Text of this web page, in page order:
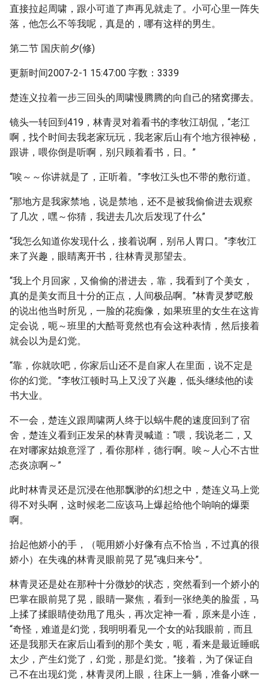
直接拉起周啸，跟小可道了声再见就走了。小可心里一阵失
落，他怎么不等我呢，真是的，哪有这样的男生。
第二节 国庆前夕(修)
更新时间2007-2-1 15:47:00 字数：3339
楚连义拉着一步三回头的周啸慢腾腾的向自己的猪窝挪去。
镜头一转回到419，林青灵对着看书的李牧江胡侃，“老江
啊，找个时间去我老家玩玩，我老家后山有个地方很神秘，
跟讲，喂你倒是听啊，别只顾着看书，日。”
“唉～～你讲就是了，正听着。”李牧江头也不带的敷衍道。
“那地方是我家禁地，说是禁地，还不是被我偷偷进去观察
了几次，嘿～你猜，我进去几次后发现了什么”
“我怎么知道你发现什么，接着说啊，别吊人胃口。”李牧江
来了兴趣，眼睛离开书，往林青灵那望去。
“我上个月回家，又偷偷的潜进去，靠，我看到了个美女，
真的是美女而且十分的正点，人间极品啊。”林青灵梦呓般
的说出他当时所见，一脸的花痴像，如果班里的女生在这肯
定会说，呃～班里的大酷哥竟然也有会这种表情，然后接着
就会以为是幻觉。
“靠，你就吹吧，你家后山还不是自家人在里面，说不定是
你的幻觉。”李牧江顿时马上又没了兴趣，低头继续他的读
书大业。
不一会，楚连义跟周啸两人终于以蜗牛爬的速度回到了宿
舍，楚连义看到正发呆的林青灵喊道：“喂，我说老二，又
在对哪家姑娘意淫了，看你那样，德行啊。唉～人心不古世
态炎凉啊～”
此时林青灵还是沉浸在他那飘渺的幻想之中，楚连义马上觉
得不对头啊，这时候老二应该马上爆起给他个响响的爆栗
啊。
抬起他娇小的手，（呃用娇小好像有点不恰当，不过真的很
娇小）在失魂的林青灵眼前晃了晃“魂归来兮”。
林青灵还是处在那种十分微妙的状态，突然看到一个娇小的
巴掌在眼前晃了晃，眼睛一聚焦，看到一张绝美的脸蛋，马
上揉了揉眼睛使劲甩了甩头，再次定神一看，原来是小连，
“奇怪，难道是幻觉，我明明看见一个女的站我眼前，而且
还是我那天在家后山看到的那个美女，呃，看来是最近睡眠
太少，产生幻觉了，幻觉，那是幻觉。”接着，为了保证自
己不在出现幻觉，林青灵闭上眼，往床上一躺，准备小眯一